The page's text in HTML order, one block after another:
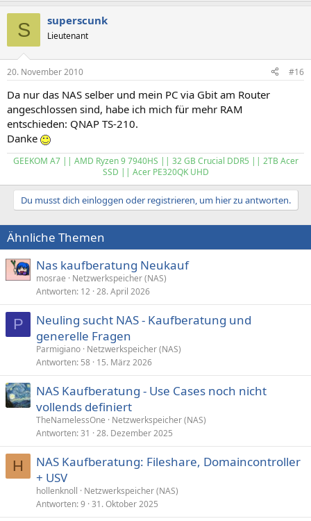
S superscunk
Lieutenant
20. November 2010 #16
Da nur das NAS selber und mein PC via Gbit am Router
angeschlossen sind, habe ich mich für mehr RAM
entschieden: QNAP TS-210.
Danke
GEEKOM A7 || AMD Ryzen 9 7940HS || 32 GB Crucial DDR5 || 2TB Acer
SSD || Acer PE320QK UHD
Du musst dich einloggen oder registrieren, um hier zu antworten.
Ähnliche Themen
Nas kaufberatung Neukauf
mosrae
Netzwerkspeicher (NAS)
Antworten 12 28. April 2026
P
Neuling sucht NAS - Kaufberatung und
generelle Fragen
Parmigiano Netzwerkspeicher (NAS)
Antworten 58 15. März 2026
NAS Kaufberatung - Use Cases noch nicht
vollends definiert
TheNamelessOne
Netzwerkspeicher (NAS)
Antworten 31 28. Dezember 2025
H
NAS Kaufberatung: Fileshare, Domaincontroller
+ USV
hollenknoll
Netzwerkspeicher (NAS)
Antworten 9 31. Oktober 2025